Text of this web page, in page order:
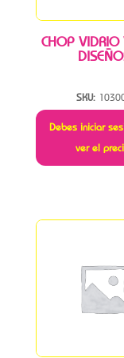
CHOP VIDRIO
SKU:
Debes iniciar
ver el